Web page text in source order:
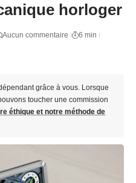
horloger
Aucun commentaire
6 min
grâce à vous. Lorsque
toucher une commission
éthique et notre méthode de